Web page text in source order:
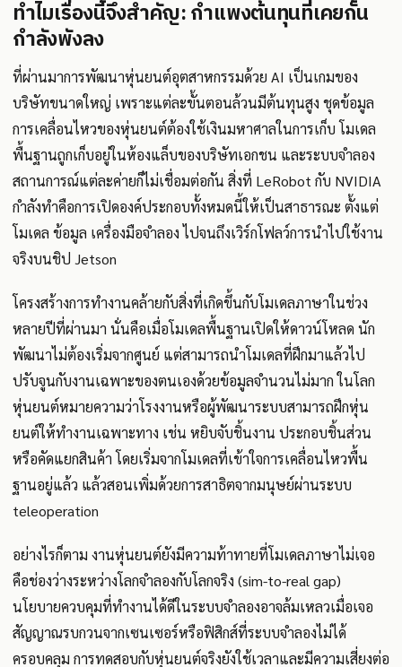
ทำไมเรื่องนี้จึงสำคัญ: กำแพงต้นทุนที่เคยกั้น
กำลังพังลง
ที่ผ่านมาการพัฒนาหุ่นยนต์อุตสาหกรรมด้วย AI เป็นเกมของ
บริษัทขนาดใหญ่ เพราะแต่ละขั้นตอนล้วนมีต้นทุนสูง ชุดข้อมูล
การเคลื่อนไหวของหุ่นยนต์ต้องใช้เงินมหาศาลในการเก็บ โมเดล
พื้นฐานถูกเก็บอยู่ในห้องแล็บของบริษัทเอกชน และระบบจำลอง
สถานการณ์แต่ละค่ายก็ไม่เชื่อมต่อกัน สิ่งที่ LeRobot กับ NVIDIA
กำลังทำคือการเปิดองค์ประกอบทั้งหมดนี้ให้เป็นสาธารณะ ตั้งแต่
โมเดล ข้อมูล เครื่องมือจำลอง ไปจนถึงเวิร์กโฟลว์การนำไปใช้งาน
จริงบนชิป Jetson
โครงสร้างการทำงานคล้ายกับสิ่งที่เกิดขึ้นกับโมเดลภาษาในช่วง
หลายปีที่ผ่านมา นั่นคือเมื่อโมเดลพื้นฐานเปิดให้ดาวน์โหลด นัก
พัฒนาไม่ต้องเริ่มจากศูนย์ แต่สามารถนำโมเดลที่ฝึกมาแล้วไป
ปรับจูนกับงานเฉพาะของตนเองด้วยข้อมูลจำนวนไม่มาก ในโลก
หุ่นยนต์หมายความว่าโรงงานหรือผู้พัฒนาระบบสามารถฝึกหุ่น
ยนต์ให้ทำงานเฉพาะทาง เช่น หยิบจับชิ้นงาน ประกอบชิ้นส่วน
หรือคัดแยกสินค้า โดยเริ่มจากโมเดลที่เข้าใจการเคลื่อนไหวพื้น
ฐานอยู่แล้ว แล้วสอนเพิ่มด้วยการสาธิตจากมนุษย์ผ่านระบบ
teleoperation
อย่างไรก็ตาม งานหุ่นยนต์ยังมีความท้าทายที่โมเดลภาษาไม่เจอ
คือช่องว่างระหว่างโลกจำลองกับโลกจริง (sim-to-real gap)
นโยบายควบคุมที่ทำงานได้ดีในระบบจำลองอาจล้มเหลวเมื่อเจอ
สัญญาณรบกวนจากเซนเซอร์หรือฟิสิกส์ที่ระบบจำลองไม่ได้
ครอบคลุม การทดสอบกับหุ่นยนต์จริงยังใช้เวลาและมีความเสี่ยงต่อ